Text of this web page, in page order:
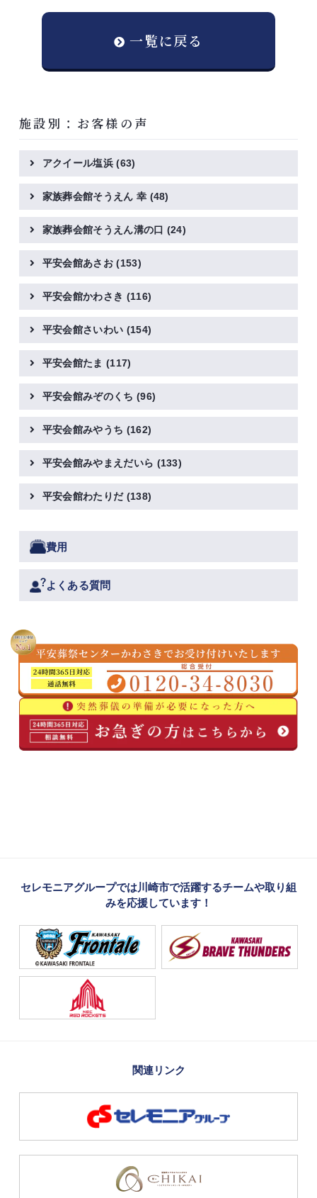
一覧に戻る
施設別：お客様の声
アクイール塩浜(63)
家族葬会館そうえん 幸 (48)
家族葬会館そうえん溝の口 (24)
平安会館あさお(153)
平安会館かわさき (116)
平安会館さいわい (154)
平安会館たま(117)
平安会館みぞのくち (96)
平安会館みやうち (162)
平安会館みやまえだいら (133)
平安会館わたりだ (138)
費用
よくある質問
セレモニアグループでは川崎市で活躍するチームや取り組
みを応援しています！
関連リンク